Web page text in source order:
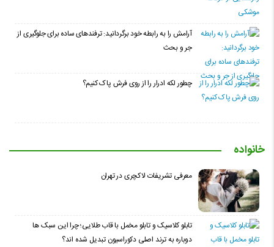
آرامش را به رابطه خود برگردانید: ترفندهای ساده برای جلوگیری از
جر و بحث
چطور لکه ادرار را از روی فرش پاک کنیم؟
خانواده
معرفی تشریفات لاکچری در تهران
تابلو کلاسیک و تابلو مخمل با قاب طلایی؛ چرا این سبک ها
دوباره به ترند اصلی دکوراسیون تبدیل شده اند؟